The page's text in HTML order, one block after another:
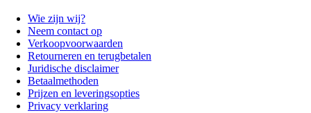
Wie zijn wij?
Neem contact op
Verkoopvoorwaarden
Retourneren en terugbetalen
Juridische disclaimer
Betaalmethoden
Prijzen en leveringsopties
Privacy verklaring